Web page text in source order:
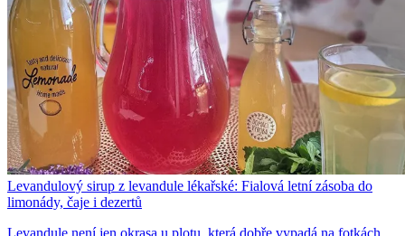
Levandulový sirup z levandule lékařské: Fialová letní zásoba do
limonády, čaje i dezertů